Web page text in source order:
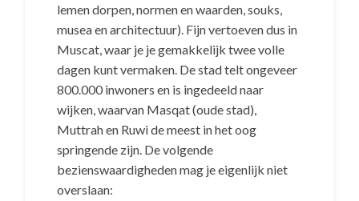
lemen dorpen, normen en waarden, souks,
musea en architectuur). Fijn vertoeven dus in
Muscat, waar je je gemakkelijk twee volle
dagen kunt vermaken. De stad telt ongeveer
800.000 inwoners en is ingedeeld naar
wijken, waarvan Masqat (oude stad),
Muttrah en Ruwi de meest in het oog
springende zijn. De volgende
bezienswaardigheden mag je eigenlijk niet
overslaan: